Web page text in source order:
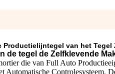
Productielijntegel van het
de tegel de Zelfklevende
die van Full Auto
Automatische Controlesysteem,